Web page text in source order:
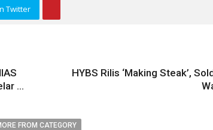
Twitter
...
HYBS Rilis ‘Making Steak’,
FROM CATEGORY